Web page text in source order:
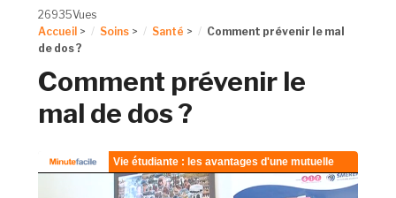
26935Vues
Accueil > Soins > Santé >
Comment prévenir le mal
de dos ?
Comment prévenir le
mal de dos ?